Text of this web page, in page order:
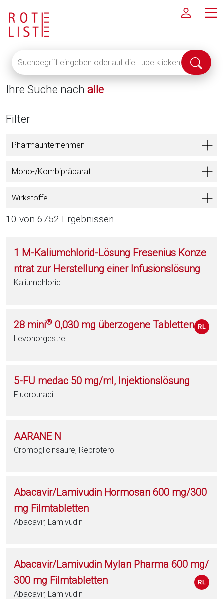
eingeben
oder
auf
die
Lupe
alle
anzuzeigen
Suche
Ihre Suche nach alle
Filter
Pharmaunternehmen
Mono-/Kombipräparat
Wirkstoffe
10 von 6752 Ergebnissen
1 M-Kaliumchlorid-Lösung Fresenius Konze
ntrat zur Herstellung einer Infusionslösung
Kaliumchlorid
28 mini® 0,030 mg überzogene Tabletten
Levonorgestrel
5-FU medac 50 mg/ml, Injektionslösung
Fluorouracil
AARANE N
Cromoglicinsäure, Reproterol
Abacavir/Lamivudin Hormosan 600 mg/300
mg Filmtabletten
Abacavir, Lamivudin
Abacavir/Lamivudin Mylan Pharma 600 mg/
300 mg Filmtabletten
Abacavir, Lamivudin